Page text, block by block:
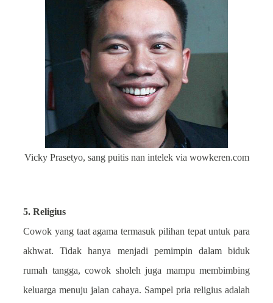
Vicky Prasetyo, sang puitis nan intelek via wowkeren.com
5. Religius
Cowok yang taat agama termasuk pilihan tepat untuk para
akhwat. Tidak hanya menjadi pemimpin dalam biduk
rumah tangga, cowok sholeh juga mampu membimbing
keluarga menuju jalan cahaya. Sampel pria religius adalah